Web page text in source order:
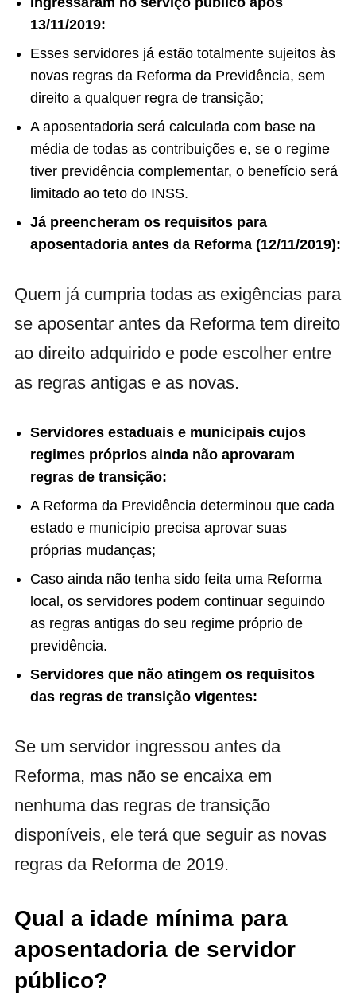
13/11/2019:
Esses servidores já estão totalmente sujeitos às
novas regras da Reforma da Previdência, sem
direito a qualquer regra de transição;
A aposentadoria será calculada com base na
média de todas as contribuições e, se o regime
tiver previdência complementar, o benefício será
limitado ao teto do INSS.
Já preencheram os requisitos para
aposentadoria antes da Reforma (12/11/2019):
Quem já cumpria todas as exigências para
se aposentar antes da Reforma tem direito
ao direito adquirido e pode escolher entre
as regras antigas e as novas.
Servidores estaduais e municipais cujos
regimes próprios ainda não aprovaram
regras de transição:
A Reforma da Previdência determinou que cada
estado e município precisa aprovar suas
próprias mudanças;
Caso ainda não tenha sido feita uma Reforma
local, os servidores podem continuar seguindo
as regras antigas do seu regime próprio de
previdência.
Servidores que não atingem os requisitos
das regras de transição vigentes:
Se um servidor ingressou antes da
Reforma, mas não se encaixa em
nenhuma das regras de transição
disponíveis, ele terá que seguir as novas
regras da Reforma de 2019.
Qual a idade mínima para
aposentadoria de servidor
público?